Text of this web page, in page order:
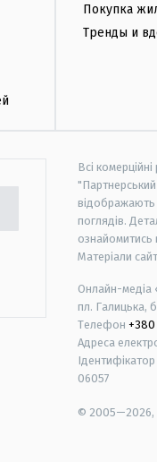
Покупка
Тренды и
Всі
відображають
поглядів.
ознайомитись
Матеріали
Онлайн-медіа
пл. Галицька,
Телефон +380
Адреса
06057
© 2005—2026,